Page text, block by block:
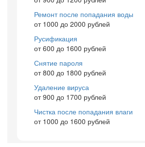
Ремонт после попадания воды
от 1000 до 2000 рублей
Русификация
от 600 до 1600 рублей
Снятие пароля
от 800 до 1800 рублей
Удаление вируса
от 900 до 1700 рублей
Чистка после попадания влаги
от 1000 до 1600 рублей